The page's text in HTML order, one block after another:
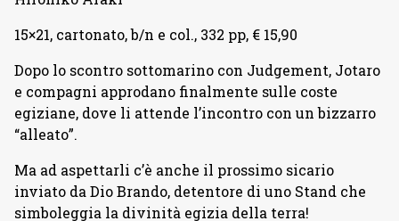
15×21, cartonato, b/n e col., 332 pp, € 15,90
Dopo lo scontro sottomarino con Judgement, Jotaro
e compagni approdano finalmente sulle coste
egiziane, dove li attende l’incontro con un bizzarro
“alleato”.
Ma ad aspettarli c’è anche il prossimo sicario
inviato da Dio Brando, detentore di uno Stand che
simboleggia la divinità egizia della terra!